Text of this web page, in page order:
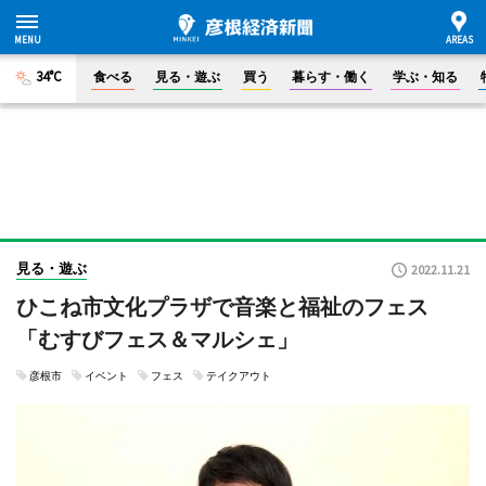
34°C 食べる 見る・遊ぶ 買う 暮らす・働く 学ぶ・知る
見る・遊ぶ 2022.11.21
ひこね市文化プラザで音楽と福祉のフェス
「むすびフェス＆マルシェ」
彦根市 イベント フェス テイクアウト